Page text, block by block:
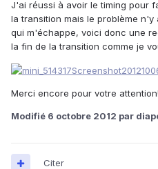
J'ai réussi à avoir le timing pour
la transition mais le problème
qui m'échappe, voici donc une
la fin de la transition comme je
Merci encore pour votre attention!
Modifié 6 octobre 2012 par
Citer